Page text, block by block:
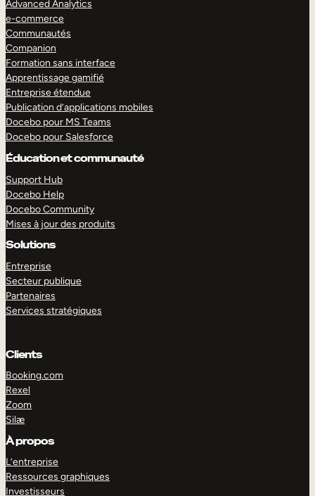
Advanced Analytics
e-commerce
Communautés
Companion
Formation sans interface
Apprentissage gamifié
Entreprise étendue
Publication d’applications mobiles
Docebo pour MS Teams
Docebo pour Salesforce
Éducation et communauté
Support Hub
Docebo Help
Docebo Community
Mises à jour des produits
Solutions
Entreprise
Secteur publique
Partenaires
Services stratégiques
Clients
Booking.com
Rexel
Zoom
Silæ
À propos
L’entreprise
Ressources graphiques
Investisseurs